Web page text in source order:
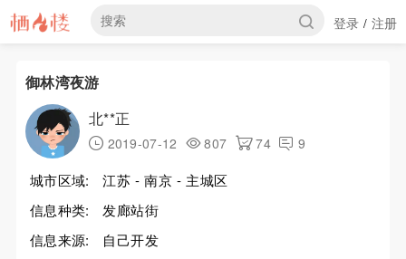
登录 / 注册
御林湾夜游
北**正
2019-07-12 807 74 9
城市区域:
江苏 - 南京 - 主城区
信息种类:
发廊站街
信息来源:
自己开发